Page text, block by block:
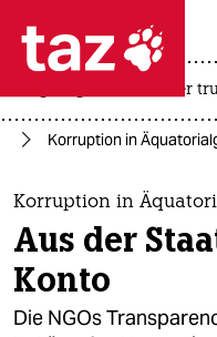
 taz
themen
politik
öko
usa unter
Korruption in
Korruption in
Aus der
Konto
Die NGOs